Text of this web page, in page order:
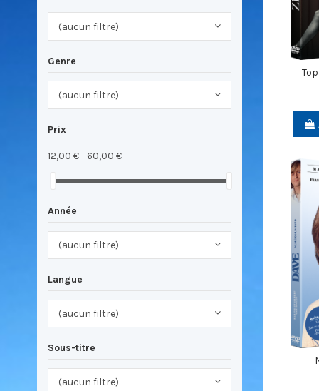
(aucun filtre)
Genre
(aucun filtre)
Prix
12,00 € - 60,00 €
Année
(aucun filtre)
Langue
(aucun filtre)
Sous-titre
(aucun filtre)